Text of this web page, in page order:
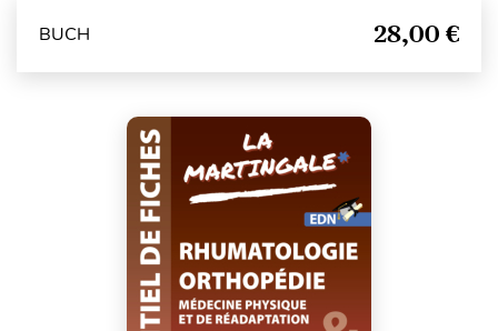
BUCH 28,00 €